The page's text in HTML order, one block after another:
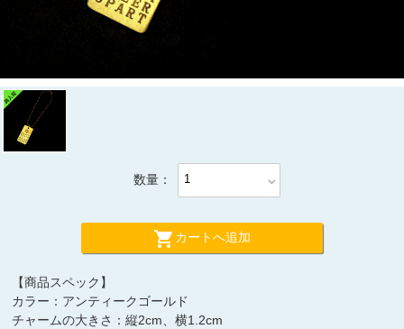
数量： expand_more
shopping_cart カートへ追加
【商品スペック】
カラー：アンティークゴールド
チャームの大きさ：縦2cm、横1.2cm